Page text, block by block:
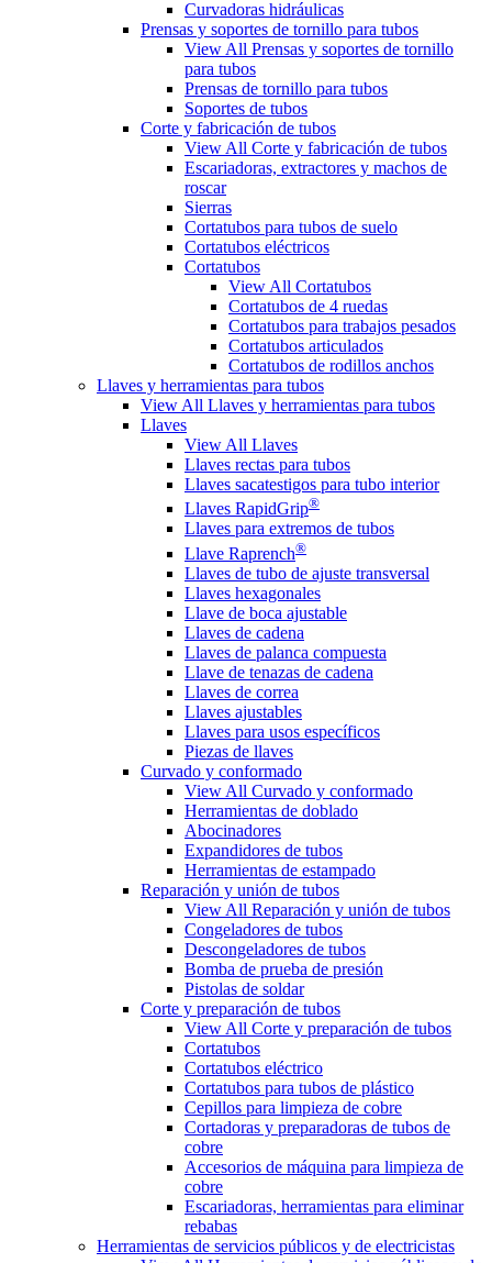
Curvadoras hidráulicas
Prensas y soportes de tornillo para tubos
View All Prensas y soportes de tornillo
para tubos
Prensas de tornillo para tubos
Soportes de tubos
Corte y fabricación de tubos
View All Corte y fabricación de tubos
Escariadoras, extractores y machos de
roscar
Sierras
Cortatubos para tubos de suelo
Cortatubos eléctricos
Cortatubos
View All Cortatubos
Cortatubos de 4 ruedas
Cortatubos para trabajos pesados
Cortatubos articulados
Cortatubos de rodillos anchos
Llaves y herramientas para tubos
View All Llaves y herramientas para tubos
Llaves
View All Llaves
Llaves rectas para tubos
Llaves sacatestigos para tubo interior
Llaves RapidGrip®
Llaves para extremos de tubos
Llave Raprench®
Llaves de tubo de ajuste transversal
Llaves hexagonales
Llave de boca ajustable
Llaves de cadena
Llaves de palanca compuesta
Llave de tenazas de cadena
Llaves de correa
Llaves ajustables
Llaves para usos específicos
Piezas de llaves
Curvado y conformado
View All Curvado y conformado
Herramientas de doblado
Abocinadores
Expandidores de tubos
Herramientas de estampado
Reparación y unión de tubos
View All Reparación y unión de tubos
Congeladores de tubos
Descongeladores de tubos
Bomba de prueba de presión
Pistolas de soldar
Corte y preparación de tubos
View All Corte y preparación de tubos
Cortatubos
Cortatubos eléctrico
Cortatubos para tubos de plástico
Cepillos para limpieza de cobre
Cortadoras y preparadoras de tubos de
cobre
Accesorios de máquina para limpieza de
cobre
Escariadoras, herramientas para eliminar
rebabas
Herramientas de servicios públicos y de electricistas